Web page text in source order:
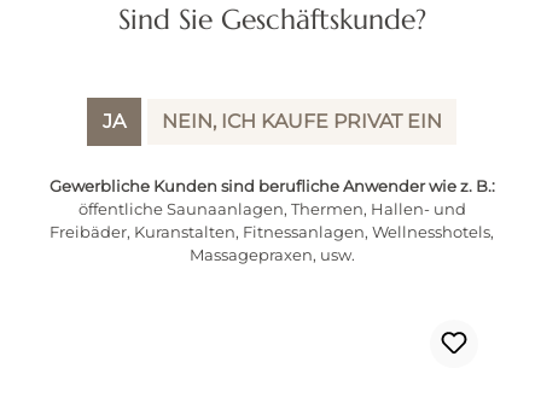
Sind Sie Geschäftskunde?
JA NEIN, ICH KAUFE PRIVAT EIN
Gewerbliche Kunden sind berufliche Anwender wie z. B.:
öffentliche Saunaanlagen, Thermen, Hallen- und
Freibäder, Kuranstalten, Fitnessanlagen, Wellnesshotels,
Massagepraxen, usw.